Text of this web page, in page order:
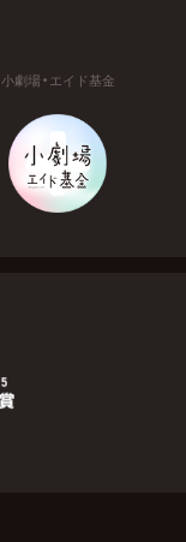
小劇場・エイド基金